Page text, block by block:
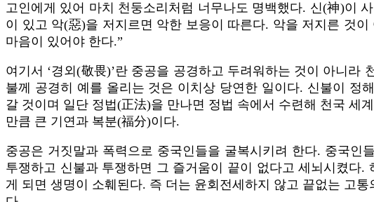
고인에게 있어 마치 천둥소리처럼 너무나도 명백했다. 신(神)이
이 있고 악(惡)을 저지르면 악한 보응이 따른다. 악을 저지른 것
마음이 있어야 한다.”
여기서 ‘경외(敬畏)’란 중공을 공경하고 두려워하는 것이 아니
불께 공경히 예를 올리는 것은 이치상 당연한 일이다. 신불이 정
갈 것이며 일단 정법(正法)을 만나면 정법 속에서 수련해 천국 세
만큼 큰 기연과 복분(福分)이다.
중공은 거짓말과 폭력으로 중국인들을 굴복시키려 한다. 중국
투쟁하고 신불과 투쟁하면 그 즐거움이 끝이 없다고 세뇌시켰
게 되면 생명이 소훼된다. 즉 더는 윤회전세하지 않고 끝없는 고